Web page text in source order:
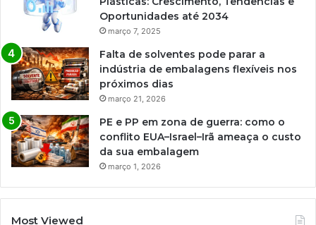
Oportunidades até 2034
março 7, 2025
Falta de solventes pode parar a
indústria de embalagens flexíveis nos
próximos dias
março 21, 2026
PE e PP em zona de guerra: como o
conflito EUA–Israel–Irã ameaça o custo
da sua embalagem
março 1, 2026
Most Viewed